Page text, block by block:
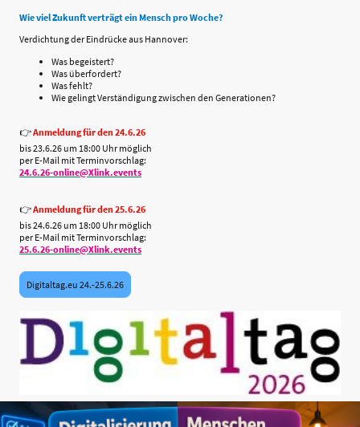
Wie viel Zukunft verträgt ein Mensch pro Woche?
Verdichtung der Eindrücke aus Hannover:
Was begeistert?
Was überfordert?
Was fehlt?
Wie gelingt Verständigung zwischen den Generationen?
👉Anmeldung für den 24.6.26
bis 23.6.26 um 18:00 Uhr möglich
per E-Mail mit Terminvorschlag:
24.6.26-online@Xlink.events
👉Anmeldung für den 25.6.26
bis 24.6.26 um 18:00 Uhr möglich
per E-Mail mit Terminvorschlag:
25.6.26-online@Xlink.events
Digitaltag.eu 24.-25.6.26